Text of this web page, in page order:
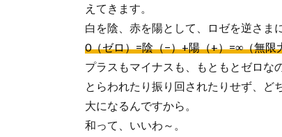
えてきます。
白を陰、赤を陽として、ロゼを逆さま
0（ゼロ）=陰（−）+陽（+）=∞（無限
プラスもマイナスも、もともとゼロな
とらわれたり振り回されたりせず、ど
大になるんですから。
和って、いいわ～。